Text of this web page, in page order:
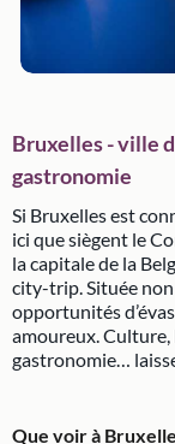
Bruxelles - ville
gastronomie
Si Bruxelles est
ici que siègent le
la capitale de la
city-trip. Située
opportunités
amoureux.
gastronomie…
Que voir à